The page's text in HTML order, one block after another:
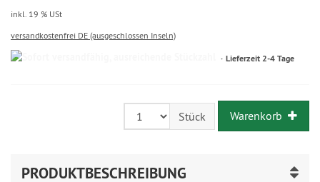
inkl. 19 % USt
versandkostenfrei DE (ausgeschlossen Inseln)
Lieferzeit 2-4 Tage
Stück Warenkorb
PRODUKTBESCHREIBUNG